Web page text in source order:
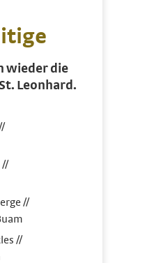
wieder die
Leonhard.
//
//
//